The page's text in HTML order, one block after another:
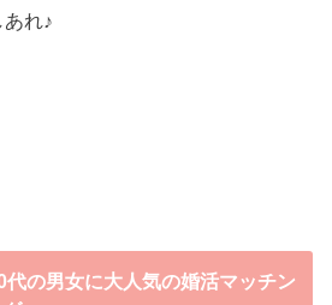
れ♪
代の男女に大人気の婚活マッチン